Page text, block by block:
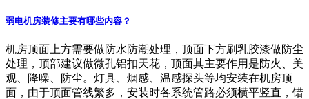
弱电机房装修主要有哪些内容？
机房顶面上方需要做防水防潮处理，顶面下方刷乳胶漆做防尘
处理，顶部建议做微孔铝扣天花，顶面其主要作用是防火、美
观、降噪、防尘。灯具、烟感、温感探头等均安装在机房顶
面，由于顶面管线繁多，安装时各系统管路必须横平竖直，错